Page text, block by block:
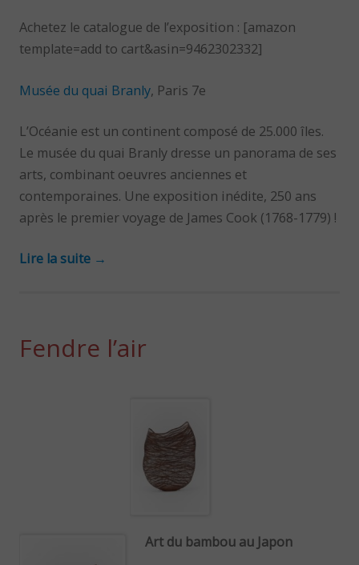
Achetez le catalogue de l’exposition : [amazon
template=add to cart&asin=9462302332]
Musée du quai Branly, Paris 7e
L’Océanie est un continent composé de 25.000 îles.
Le musée du quai Branly dresse un panorama de ses
arts, combinant oeuvres anciennes et
contemporaines. Une exposition inédite, 250 ans
après le premier voyage de James Cook (1768-1779) !
Lire la suite →
Fendre l’air
Art du bambou au Japon